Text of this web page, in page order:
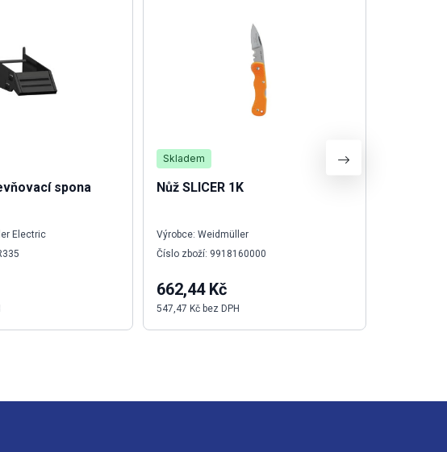
spona
Electric
Skladem
Nůž SLICER 1K
Výrobce: Weidmüller
Číslo zboží: 9918160000
662,44 Kč
547,47 Kč bez DPH